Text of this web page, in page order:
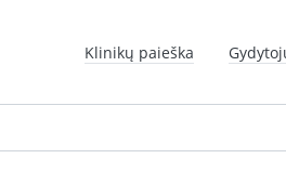
Klinikų paieška